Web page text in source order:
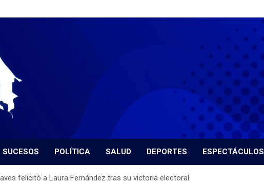
SUCESOS POLÍTICA SALUD DEPORTES ESPECTÁCULOS
felicitó a Laura Fernández tras su victoria electoral